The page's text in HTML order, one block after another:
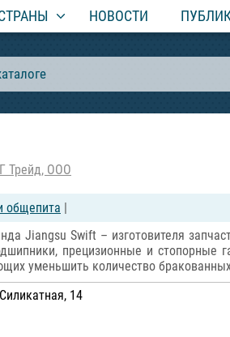
НОВОСТИ
Трейд, ООО
общепита |
Jiangsu Swift – изготовителя
прецизионные и стопорные
уменьшить количество
14